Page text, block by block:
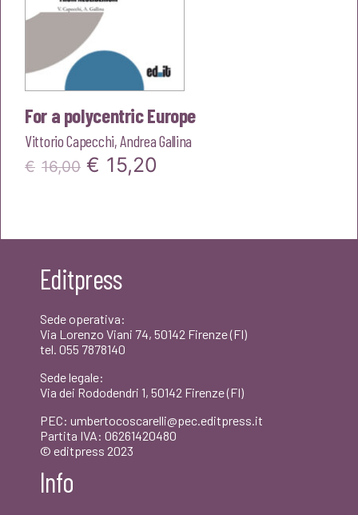
For a polycentric Europe
Vittorio Capecchi,Andrea Gallina
€ 16,00 Il
€16,00.
€ 15,20
Editpress
Sede operativa:
Via Lorenzo Viani 74, 50142 Firenze (FI)
tel. 055 7878140
Sede legale:
Via dei Rododendri 1, 50142 Firenze (FI)
PEC: umbertocoscarelli@pec.editpress.it
Partita IVA: 06261420480
© editpress 2023
Info